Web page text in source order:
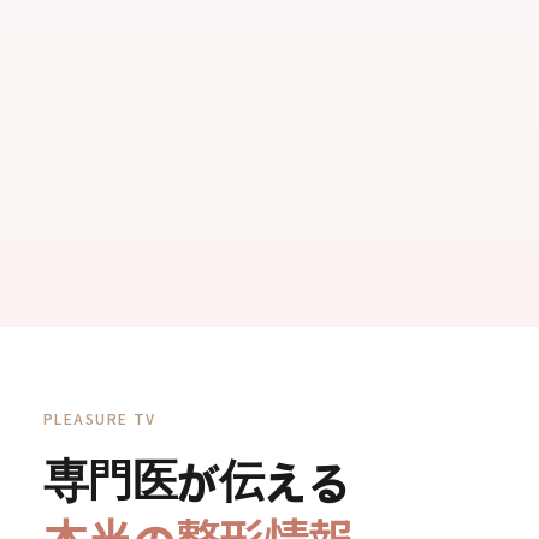
PLEASURE TV
専門医が伝える